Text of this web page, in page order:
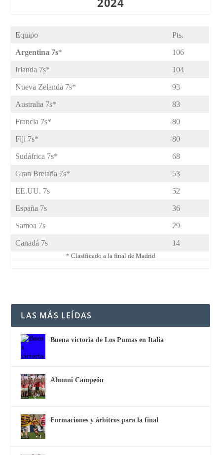
Equipo Pts.
Argentina 7s* 106
Irlanda 7s* 104
Nueva Zelanda 7s* 93
Australia 7s* 83
Francia 7s* 80
Fiji 7s* 80
Sudáfrica 7s* 68
Gran Bretaña 7s* 53
EE.UU. 7s 52
España 7s 36
Samoa 7s 29
Canadá 7s 14
* Clasificado a la final de Madrid
LAS MÁS LEÍDAS
Buena victoria de Los Pumas en Italia
Alumni Campeón
Formaciones y árbitros para la final